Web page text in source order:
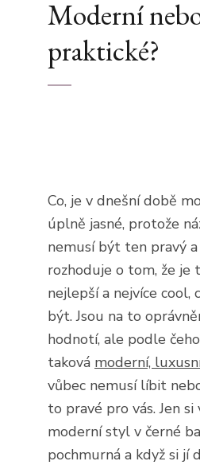
Moderní
praktické?
Co, je v dnešní době
úplně jasné, protože
nemusí být ten pravý a
rozhoduje o tom, že je
nejlepší a nejvíce cool,
být. Jsou na to
hodnotí, ale podle
taková moderní,
vůbec nemusí líbit
to pravé pro vás. Jen
moderní styl v černé
pochmurná a když si jí